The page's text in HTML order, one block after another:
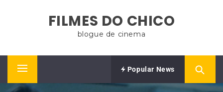
FILMES DO CHICO
blogue de cinema
Primary
Menu
Popular News